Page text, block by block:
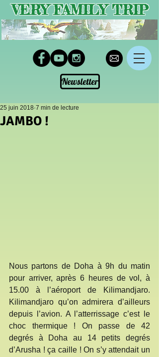
Newsletter
VERY FAMILY TRIP
JAMBO !
25 juin 2018 7 min de lecture
Nous partons de Doha à 9h du matin
pour arriver, après 6 heures de vol, à
15.00 à l’aéroport de Kilimandjaro.
Kilimandjaro qu’on admirera d’ailleurs
depuis l’avion. A l’atterrissage c’est le
choc thermique ! On passe de 42
degrés à Doha au 14 petits degrés
d’Arusha ! ça caille ! On s’y attendait un